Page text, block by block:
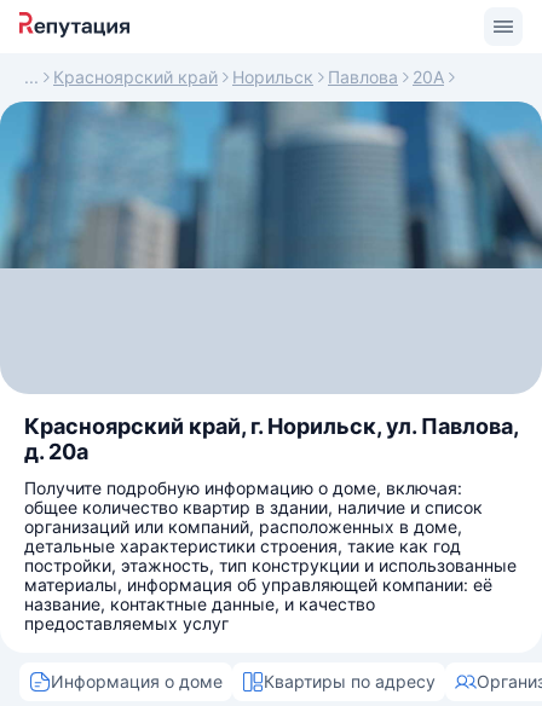
Красноярский край Норильск Павлова 20А
Красноярский край, г. Норильск, ул. Павлова,
д. 20а
Получите подробную информацию о доме, включая:
общее количество квартир в здании, наличие и список
организаций или компаний, расположенных в доме,
детальные характеристики строения, такие как год
постройки, этажность, тип конструкции и использованные
материалы, информация об управляющей компании: её
название, контактные данные, и качество
предоставляемых услуг
Информация о доме Квартиры по адресу